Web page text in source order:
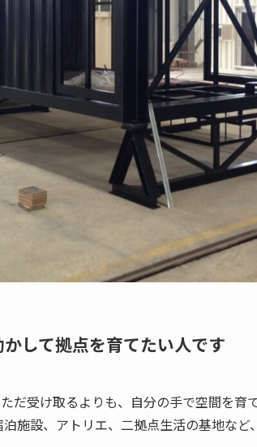
して拠点を育てたい人です
だ受け取るよりも、自分の手で空間を育
施設、アトリエ、二拠点生活の基地な